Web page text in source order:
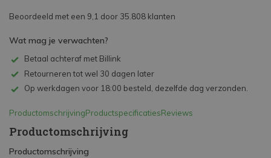
Beoordeeld met een 9,1 door 35.808 klanten
Wat mag je verwachten?
Betaal achteraf met Billink
Retourneren tot wel 30 dagen later
Op werkdagen voor 18:00 besteld, dezelfde dag verzonden.
ProductomschrijvingProductspecificatiesReviews
Productomschrijving
Productomschrijving